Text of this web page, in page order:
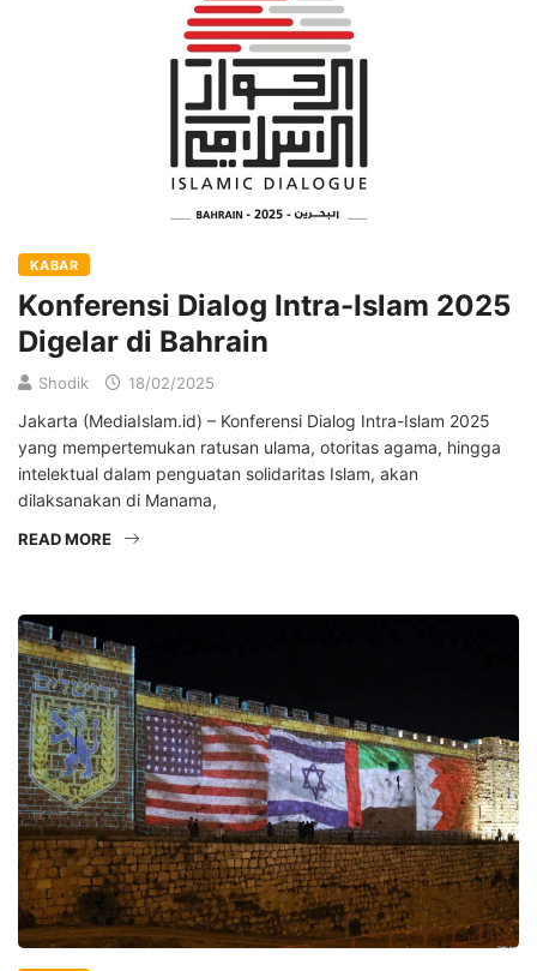
KABAR
Konferensi Dialog Intra-Islam 2025
Digelar di Bahrain
Shodik 18/02/2025
Jakarta (MediaIslam.id) – Konferensi Dialog Intra-Islam 2025
yang mempertemukan ratusan ulama, otoritas agama, hingga
intelektual dalam penguatan solidaritas Islam, akan
dilaksanakan di Manama,
READ MORE